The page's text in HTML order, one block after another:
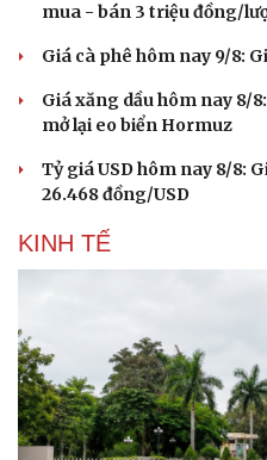
mua - bán 3 triệu đồng/
Giá cà phê hôm nay 9/8:
Giá xăng dầu hôm nay 8/
mở lại eo biển Hormuz
Tỷ giá USD hôm nay 8/8:
26.468 đồng/USD
KINH TẾ